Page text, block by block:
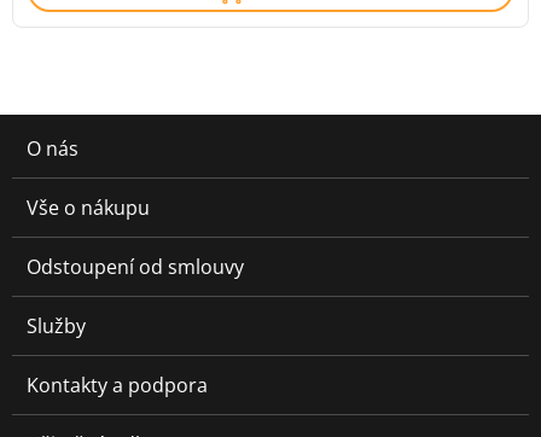
O nás
Vše o nákupu
Odstoupení od smlouvy
Služby
Kontakty a podpora